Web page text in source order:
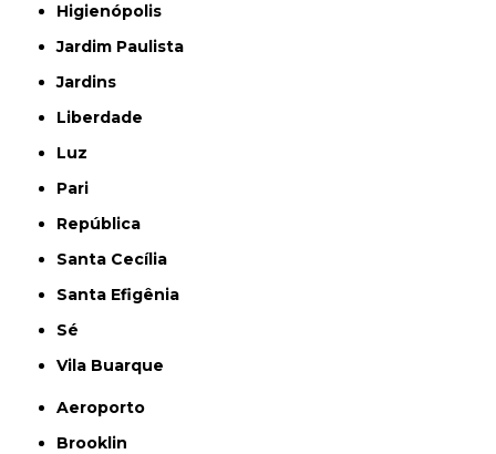
Higienópolis
Jardim Paulista
Jardins
Liberdade
Luz
Pari
República
Santa Cecília
Santa Efigênia
Sé
Vila Buarque
Aeroporto
Brooklin